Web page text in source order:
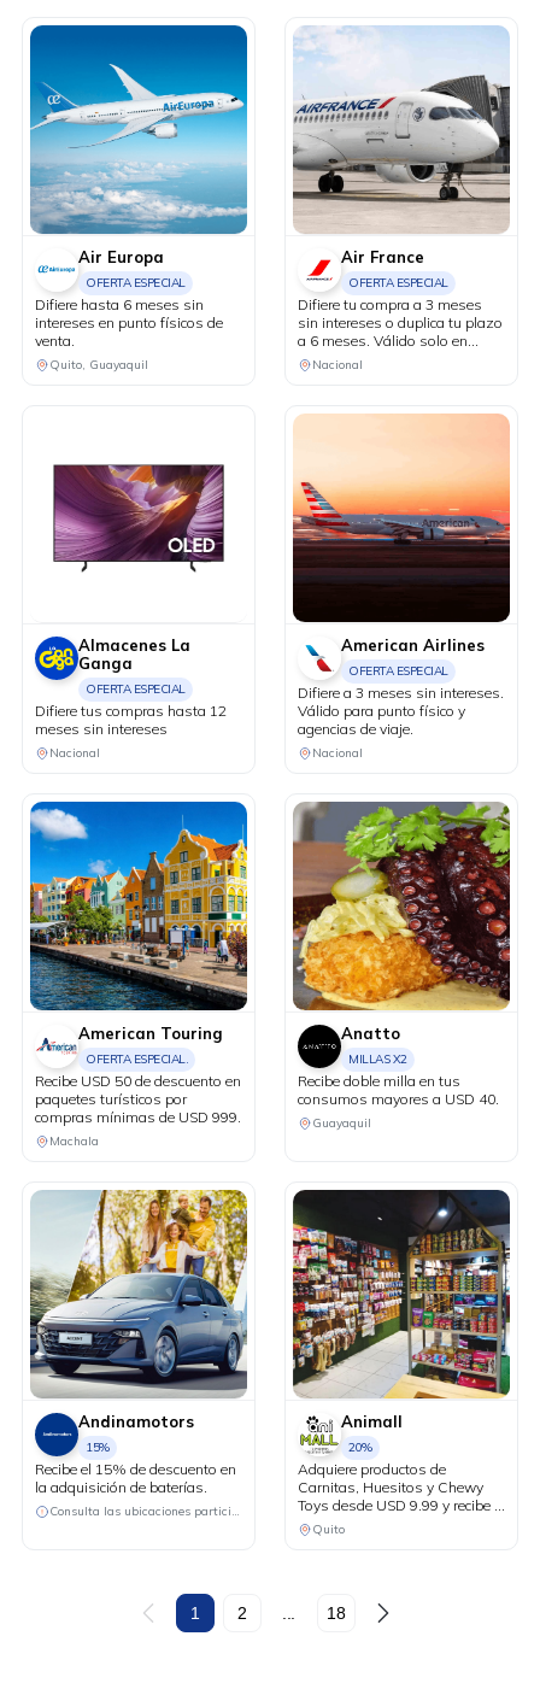
matriculación de tu auto sin
Air Europa
OFERTA ESPECIAL
Difiere hasta 6 meses sin
intereses en punto físicos de
venta.
Quito, Guayaquil
Air France
OFERTA ESPECIAL
Difiere tu compra a 3 meses
sin intereses o duplica tu plazo
a 6 meses. Válido solo en
puntos de venta físicos y
agencias de viaje.
Nacional
Almacenes La
Ganga
OFERTA ESPECIAL
Difiere tus compras hasta 12
meses sin intereses
Nacional
American Airlines
OFERTA ESPECIAL
Difiere a 3 meses sin intereses.
Válido para punto físico y
agencias de viaje.
Nacional
American Touring
OFERTA ESPECIAL.
Recibe USD 50 de descuento en
paquetes turísticos por
compras mínimas de USD 999.
Machala
Anatto
MILLAS X2
Recibe doble milla en tus
consumos mayores a USD 40.
Guayaquil
Andinamotors
15%
Recibe el 15% de descuento en
la adquisición de baterías.
Consulta las ubicaciones participantes
Animall
20%
Adquiere productos de
Carnitas, Huesitos y Chewy
Toys desde USD 9.99 y recibe el
20% de descuento en tu factura
al pagar con tu tarjeta Diners
Quito
1 2 18
DESCÁRGALA